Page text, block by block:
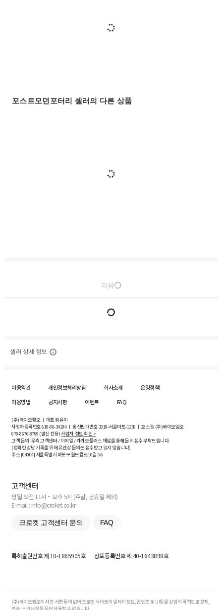
포스트모던포터리 셀러의 다른 상품
리뷰
셀러 상세 정보
이용약관 개인정보처리방침 회사소개
운영정책
이용방법
공지사항 이벤트 FAQ
(주)와이오엘오 ㅣ 대표 황유미
사업자등록번호610-86-34204ㅣ 통신판매번호 2019-서울마포-1239 ㅣ 호스팅 (주)와이오엘오
070-8676-8799 (발신 전용)사업자 정보 확인 >
고객 문의: 우측 고객센터 / 이메일 / 카카오플러스 채널을 통해 문의 접수 부탁드립니다.
(정확한 상담 기록을 위해 유선상 문의는 접수받고 있지 않습니다)
주소 [04004] 서울특별시 마포구 월드컵로10길5-6
고객센터
평일 오전 11시 ~ 오후 5시 (주말, 공휴일 제외)
E-mail : info@croket.co.kr
크로켓 고객센터 문의 FAQ
특허출원번호제 10-1865905호 상표등록번호제 40-1643898호
(주)와이오엘오의 사전 서면 동의 없이 크로켓 사이트의 일체의 정보, 콘텐츠 및 UI등을 상업적 목적으로 전재,